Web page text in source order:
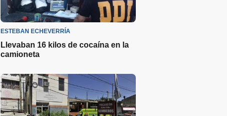
ESTEBAN ECHEVERRÍA
Llevaban 16 kilos de cocaína en la
camioneta